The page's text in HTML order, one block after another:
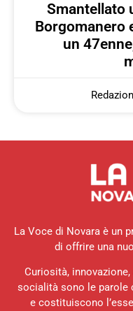
Smantellato
Borgomanero
un
La Voce di Novara è un
di offrire una
Curiosità,
socialità sono le parole
e costituiscono